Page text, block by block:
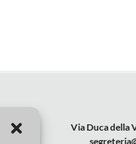
Via Duca della